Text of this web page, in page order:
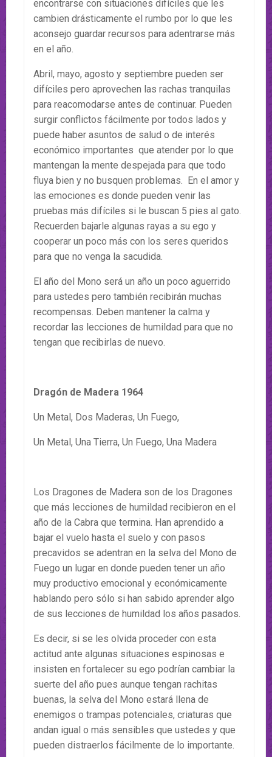
encontrarse con situaciones difíciles que les
cambien drásticamente el rumbo por lo que les
aconsejo guardar recursos para adentrarse más
en el año.
Abril, mayo, agosto y septiembre pueden ser
difíciles pero aprovechen las rachas tranquilas
para reacomodarse antes de continuar. Pueden
surgir conflictos fácilmente por todos lados y
puede haber asuntos de salud o de interés
económico importantes que atender por lo que
mantengan la mente despejada para que todo
fluya bien y no busquen problemas. En el amor y
las emociones es donde pueden venir las
pruebas más difíciles si le buscan 5 pies al gato.
Recuerden bajarle algunas rayas a su ego y
cooperar un poco más con los seres queridos
para que no venga la sacudida.
El año del Mono será un año un poco aguerrido
para ustedes pero también recibirán muchas
recompensas. Deben mantener la calma y
recordar las lecciones de humildad para que no
tengan que recibirlas de nuevo.
Dragón de Madera 1964
Un Metal, Dos Maderas, Un Fuego,
Un Metal, Una Tierra, Un Fuego, Una Madera
Los Dragones de Madera son de los Dragones
que más lecciones de humildad recibieron en el
año de la Cabra que termina. Han aprendido a
bajar el vuelo hasta el suelo y con pasos
precavidos se adentran en la selva del Mono de
Fuego un lugar en donde pueden tener un año
muy productivo emocional y económicamente
hablando pero sólo si han sabido aprender algo
de sus lecciones de humildad los años pasados.
Es decir, si se les olvida proceder con esta
actitud ante algunas situaciones espinosas e
insisten en fortalecer su ego podrían cambiar la
suerte del año pues aunque tengan rachitas
buenas, la selva del Mono estará llena de
enemigos o trampas potenciales, criaturas que
andan igual o más sensibles que ustedes y que
pueden distraerlos fácilmente de lo importante.